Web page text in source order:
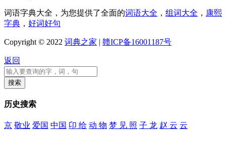
词语字典大全，为您提供了全面的词语大全 ， 组词大全 ， 康熙
字典 ， 好词好句
Copyright © 2022 词典之家 | 赣ICP备16001187号
返回
历史搜索
京 敬业 爱国 中国 卬 给 动 物 梦 见 照 子 龙 赵 云 云